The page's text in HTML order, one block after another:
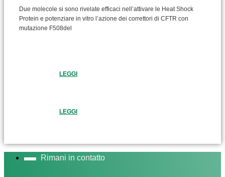
Due molecole si sono rivelate efficaci nell’attivare le Heat Shock
Protein e potenziare in vitro l’azione dei correttori di CFTR con
mutazione F508del
LEGGI
LEGGI
Rimani in contatto